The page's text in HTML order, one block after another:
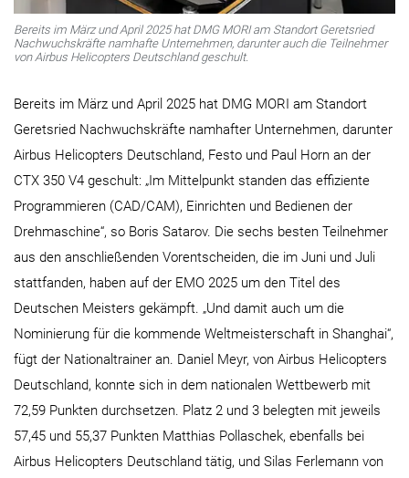
Bereits im März und April 2025 hat DMG MORI am Standort Geretsried
Nachwuchskräfte namhafte Unternehmen, darunter auch die Teilnehmer
von Airbus Helicopters Deutschland geschult.
Bereits im März und April 2025 hat DMG MORI am Standort
Geretsried Nachwuchskräfte namhafter Unternehmen, darunter
Airbus Helicopters Deutschland, Festo und Paul Horn an der
CTX 350 V4 geschult: „Im Mittelpunkt standen das effiziente
Programmieren (CAD/CAM), Einrichten und Bedienen der
Drehmaschine“, so Boris Satarov. Die sechs besten Teilnehmer
aus den anschließenden Vorentscheiden, die im Juni und Juli
stattfanden, haben auf der EMO 2025 um den Titel des
Deutschen Meisters gekämpft. „Und damit auch um die
Nominierung für die kommende Weltmeisterschaft in Shanghai“,
fügt der Nationaltrainer an. Daniel Meyr, von Airbus Helicopters
Deutschland, konnte sich in dem nationalen Wettbewerb mit
72,59 Punkten durchsetzen. Platz 2 und 3 belegten mit jeweils
57,45 und 55,37 Punkten Matthias Pollaschek, ebenfalls bei
Airbus Helicopters Deutschland tätig, und Silas Ferlemann von